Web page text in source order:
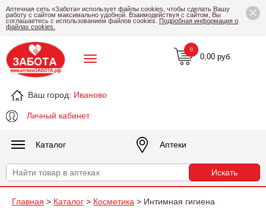
×
Аптечная сеть «Забота» использует файлы cookies, чтобы сделать Вашу
работу с сайтом максимально удобной. Взаимодействуя с сайтом, Вы
соглашаетесь с использованием файлов cookies. Подробная информация о
файлах cookies.
Ваш город: Иваново
Личный кабинет
0,00 руб.
0
Каталог Аптеки
Главная > Каталог > Косметика > Интимная гигиена